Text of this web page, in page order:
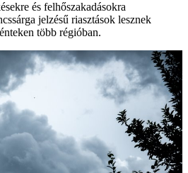
és felhőszakadásokra
jelzésű riasztások lesznek
több régióban.